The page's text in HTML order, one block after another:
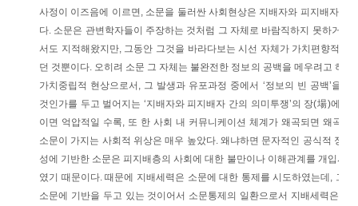
사정이 이즈음에 이르면, 소문을 둘러싼 사회현상은 지배자와 피지배자 간
다. 소문은 관변학자들이 주장하는 것처럼 그 자체로 바람직하지 못하거나
서도 지적해왔지만, 그동안 그것을 바라다보는 시선 자체가 가치편향적이
던 것뿐이다. 오히려 소문 그 자체는 불완전한 정보의 공백을 메우려고 하
가치중립적 현상으로서, 그 발생과 유포과정 중에서 ‘정보의 빈 공백’을
것인가를 두고 벌어지는 ‘지배자와 피지배자 간의 의미투쟁’의 장(場)에
이면 억압적일 수록, 또 한 사회 내 커뮤니케이션 체계가 왜곡되면 왜곡될
소문이 가지는 사회적 위상은 매우 높았다. 왜냐하면 문자적인 공식적 정보
성에 기반한 소문은 피지배층의 사회에 대한 불만이나 이해관계를 개입시
였기 때문이다. 때문에 지배세력은 소문에 대한 통제를 시도하였는데, 그
소문에 기반을 두고 있는 것이어서 소문통제의 일환으로서 지배세력은 소